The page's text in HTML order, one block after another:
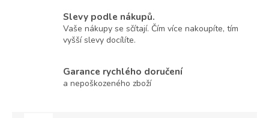
Slevy podle nákupů.
Vaše nákupy se sčítají. Čím více nakoupíte, tím
vyšší slevy docílíte.
Garance rychlého doručení
a nepoškozeného zboží